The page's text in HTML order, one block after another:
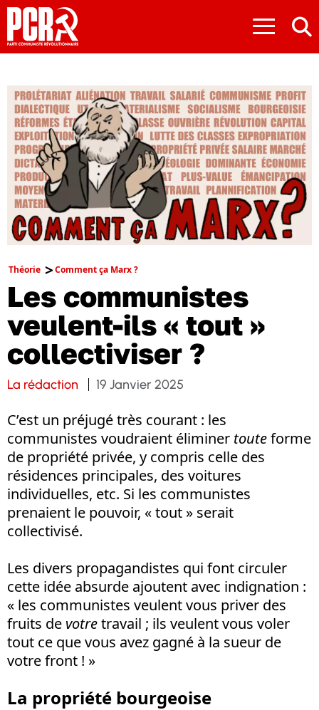
≡
Théorie Comment ça Marx ?
Les communistes
veulent-ils « tout »
collectiviser ?
La rédaction 19 Janvier 2025
C’est un préjugé très courant : les
communistes voudraient éliminer touteforme
de propriété privée, y compris celle des
résidences principales, des voitures
individuelles, etc. Si les communistes
prenaient le pouvoir, « tout » serait
collectivisé.
Les divers propagandistes qui font circuler
cette idée absurde ajoutent avec indignation :
« les communistes veulent vous priver des
fruits de votretravail ; ils veulent vous voler
tout ce que vous avez gagné à la sueur de
votre front ! »
La propriété bourgeoise